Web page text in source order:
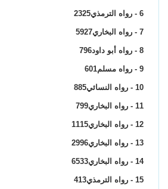
6 - رواه الترمذي2325
7 - رواه البخاري5927
8 - رواه أبو داود796
9 - رواه مسلم601
10 - رواه النسائي885
11 - رواه البخاري799
12 - رواه البخاري1115
13 - رواه البخاري2996
14 - رواه البخاري6533
15 - رواه الترمذي413